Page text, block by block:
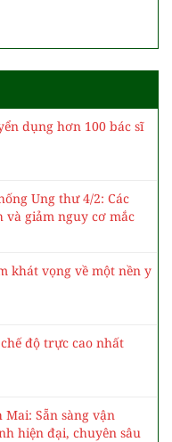
dụng hơn 100 bác sĩ
Ung thư 4/2: Các
giảm nguy cơ mắc
khát vọng về một nền y
độ trực cao nhất
Mai: Sẵn sàng vận
hiện đại, chuyên sâu